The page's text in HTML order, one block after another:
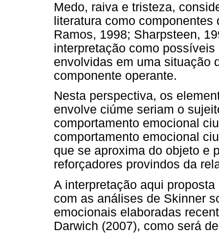
Medo, raiva e tristeza,
literatura como
Ramos, 1998; Sharpsteen,
interpretação como
envolvidas em uma situação
componente operante.
Nesta perspectiva, os
envolve ciúme seriam o
comportamento emocional
comportamento emocional
que se aproxima do objeto e
reforçadores provindos da
A interpretação aqui
com as análises de Skinner
emocionais elaboradas
Darwich (2007), como será